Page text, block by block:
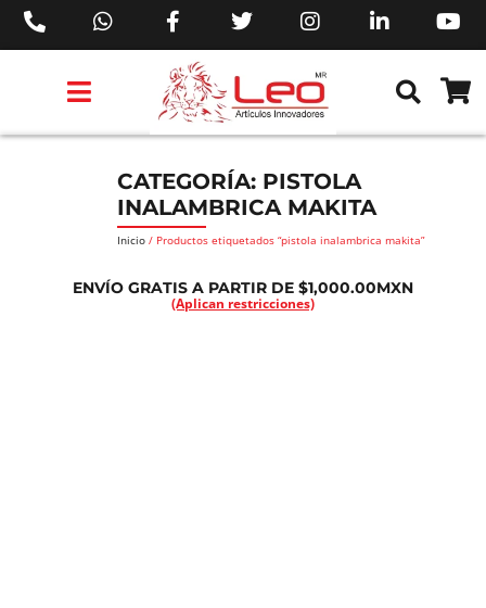
CATEGORÍA: PISTOLA
INALAMBRICA MAKITA
Inicio / Productos etiquetados “pistola inalambrica makita”
ENVÍO GRATIS A PARTIR DE $1,000.00MXN
(Aplican restricciones)